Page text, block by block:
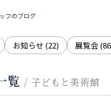
フのブログ
お知らせ (22) 展覧会
覧 / 子どもと美術館